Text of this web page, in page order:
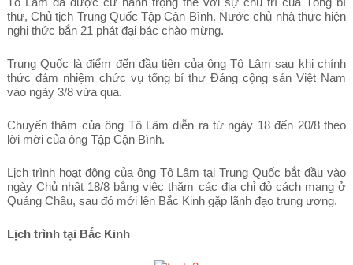
thư, Chủ tịch Trung Quốc Tập Cận Bình. Nước chủ nhà thực hiện
nghi thức bắn 21 phát đại bác chào mừng.
Trung Quốc là điểm đến đầu tiên của ông Tô Lâm sau khi chính
thức đảm nhiệm chức vụ tổng bí thư Đảng cộng sản Việt Nam
vào ngày 3/8 vừa qua.
Chuyến thăm của ông Tô Lâm diễn ra từ ngày 18 đến 20/8 theo
lời mời của ông Tập Cận Bình.
Lịch trình hoạt động của ông Tô Lâm tại Trung Quốc bắt đầu vào
ngày Chủ nhật 18/8 bằng việc thăm các địa chỉ đỏ cách mạng ở
Quảng Châu, sau đó mới lên Bắc Kinh gặp lãnh đạo trung ương.
Lịch trình tại Bắc Kinh